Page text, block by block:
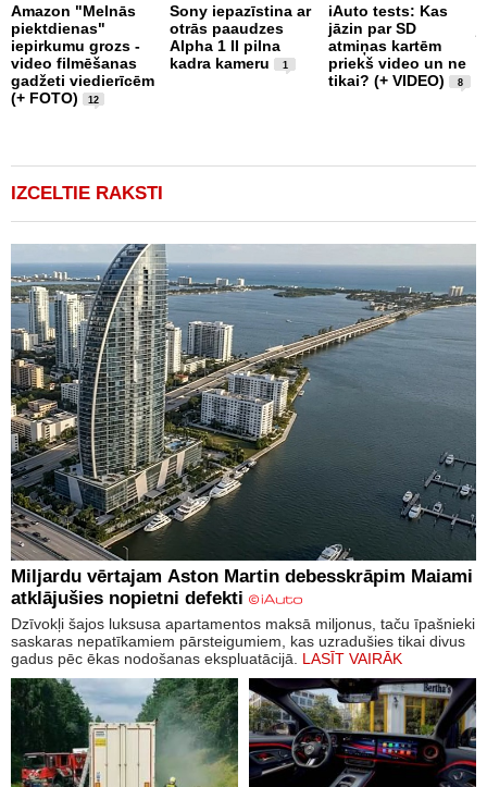
Amazon "Melnās
piektdienas"
iepirkumu grozs -
video filmēšanas
gadžeti viedierīcēm
(+ FOTO)
12
Sony iepazīstina ar
otrās paaudzes
Alpha 1 II pilna
kadra kameru
1
iAuto tests: Kas
jāzin par SD
atmiņas kartēm
priekš video un ne
tikai? (+ VIDEO)
8
IZCELTIE RAKSTI
Miljardu vērtajam Aston Martin debesskrāpim Maiami
atklājušies nopietni defekti
Dzīvokļi šajos luksusa apartamentos maksā miljonus, taču īpašnieki
saskaras nepatīkamiem pārsteigumiem, kas uzradušies tikai divus
gadus pēc ēkas nodošanas ekspluatācijā. LASĪT VAIRĀK